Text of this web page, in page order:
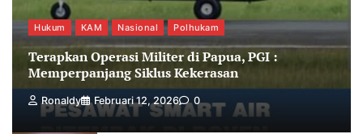
Hukum KAM Nasional Polhukam
Terapkan Operasi Militer di Papua, PGI :
Memperpanjang Siklus Kekerasan
Ronaldy Februari 12, 2026 0